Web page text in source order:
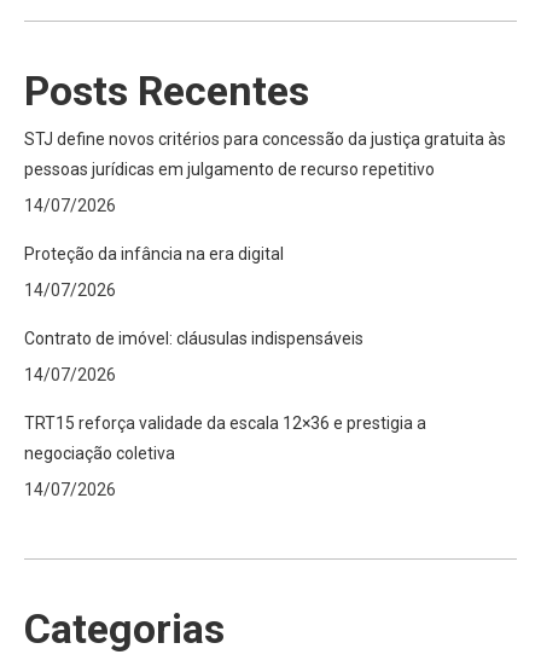
Posts Recentes
STJ define novos critérios para concessão da justiça gratuita às
pessoas jurídicas em julgamento de recurso repetitivo
14/07/2026
Proteção da infância na era digital
14/07/2026
Contrato de imóvel: cláusulas indispensáveis
14/07/2026
TRT15 reforça validade da escala 12×36 e prestigia a
negociação coletiva
14/07/2026
Categorias